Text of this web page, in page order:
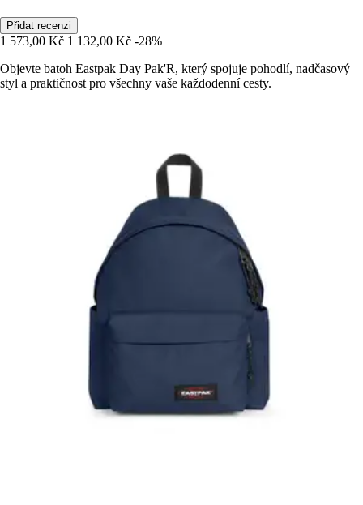
Přidat recenzi
1 573,00 Kč 1 132,00 Kč -28%
Objevte batoh Eastpak Day Pak'R, který spojuje pohodlí, nadčasový
styl a praktičnost pro všechny vaše každodenní cesty.